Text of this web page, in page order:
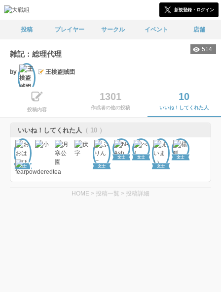
新規登録・ログイン
投稿 プレイヤー サークル イベント 店舗
514
雑記：総理代理
by 王桃盗賊団
投稿内容
1301
作成者の他の投稿
10
いいね！してくれた人
いいね！してくれた人 （ 10 ）
文士 文士
文士 文士
文士
文士
HOME > 投稿一覧 > 投稿詳細